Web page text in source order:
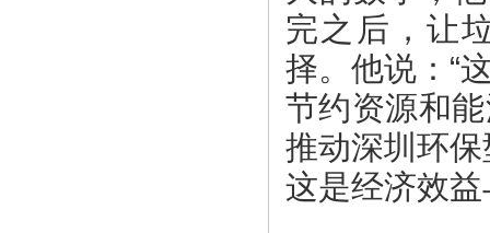
完之后，让
择。他说：“
节约资源和
推动深圳环
这是经济效益